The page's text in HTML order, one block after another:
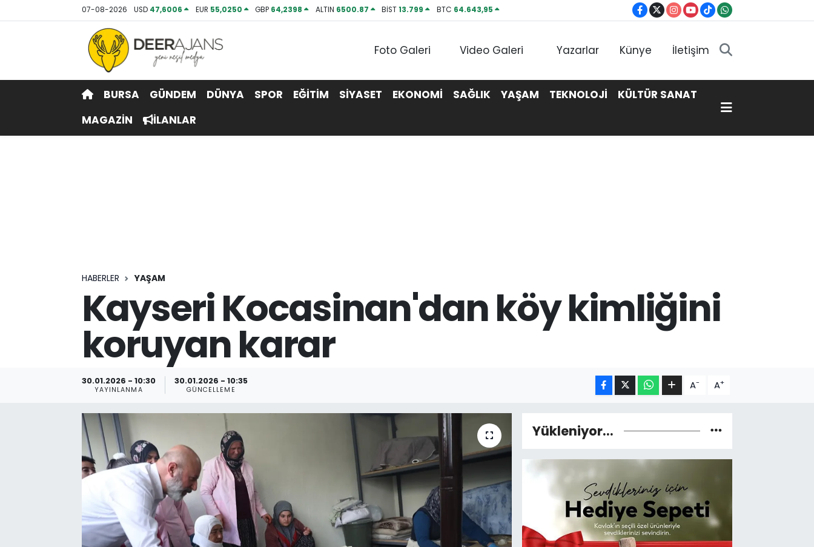
07-08-2026 USD 47,6006 EUR 55,0250 GBP 64,2398 ALTIN 6500.87 BİST13.799 BTC 64.643,95
Foto Galeri Video Galeri Yazarlar Künye İletişim
BURSA GÜNDEM DÜNYA SPOR EĞİTİM SİYASET EKONOMİ SAĞLIK YAŞAM TEKNOLOJİ
KÜLTÜR SANAT
MAGAZİN
İLANLAR
HABERLER YAŞAM
Kayseri Kocasinan'dan köy kimliğini
koruyan karar
30.01.2026 - 10:30
YAYINLANMA
30.01.2026 - 10:35
GÜNCELLEME A- A+
Yükleniyor...
Hava Durumu
Trafik Durumu
Tüm Manşetler